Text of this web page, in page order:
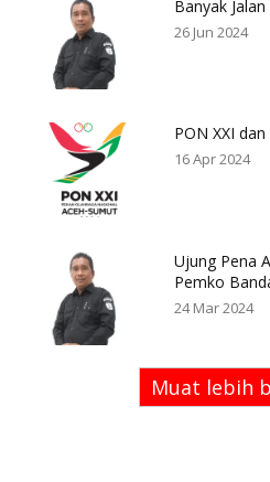
Banyak
26 Jun 2024
PON XXI
16 Apr 2024
Ujung Pena
Pemko
24 Mar 2024
Muat lebih